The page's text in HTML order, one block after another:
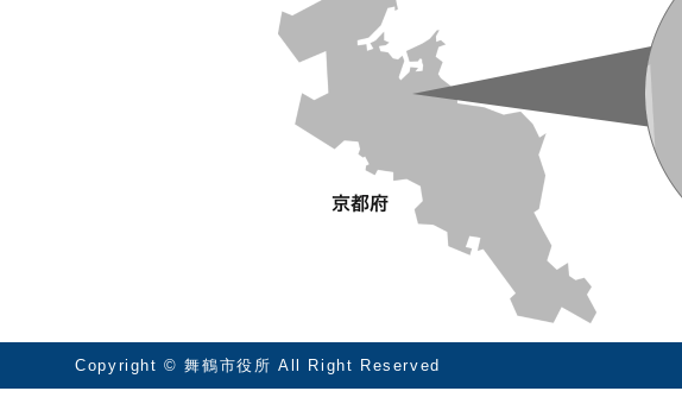
Copyright © 舞鶴市役所 All Right Reserved